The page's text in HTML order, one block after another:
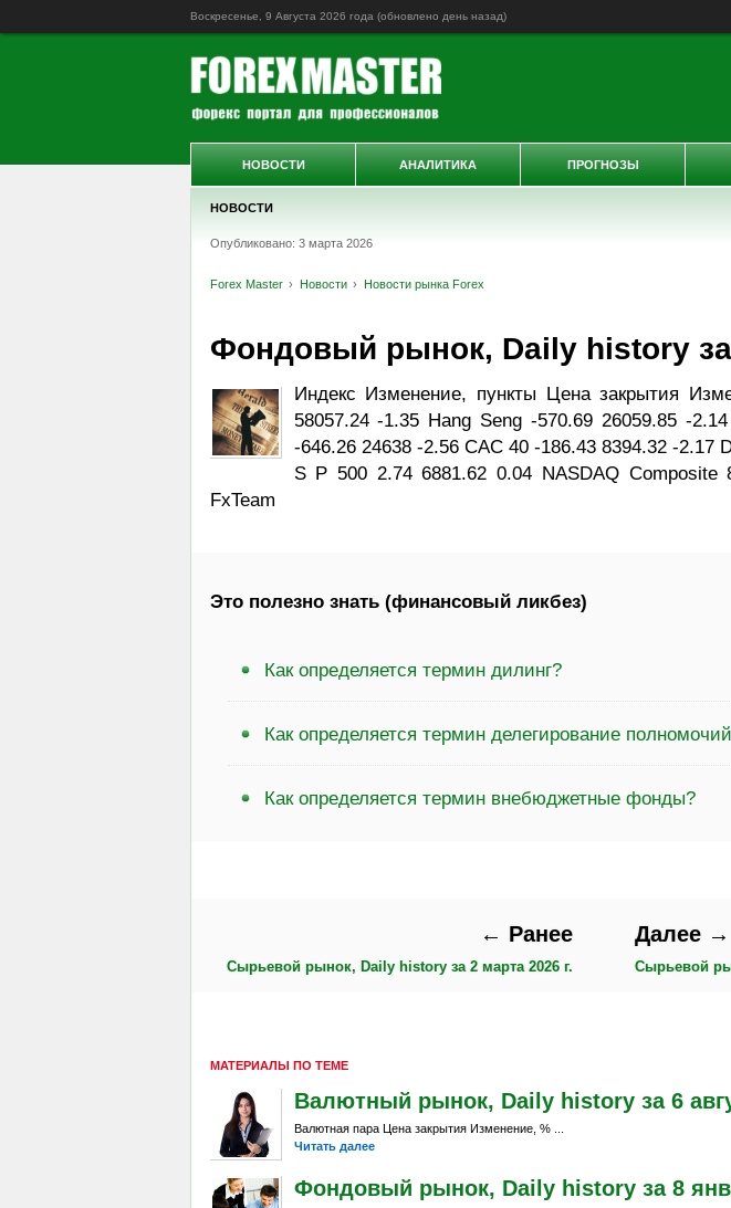
Воскресенье, 9 Августа 2026 года (обновлено день назад)
НОВОСТИ
Опубликовано: 3 марта 2026
Forex Master Новости Новости рынка Forex
Фондовый рынок, Daily history за
Индекс Изменение, пункты Цена закрытия
58057.24 -1.35 Hang Seng -570.69 26059.85 -
-646.26 24638 -2.56 CAC 40 -186.43 8394.32 -2.17
S P 500 2.74 6881.62 0.04 NASDAQ Composite
FxTeam
Это полезно знать (финансовый ликбез)
Как определяется термин дилинг?
Как определяется термин делегирование
Как определяется термин внебюджетные фонды?
← Ранее
Сырьевой рынок, Daily history за 2 марта 2026 г.
Далее →
Сырьевой
МАТЕРИАЛЫ ПО ТЕМЕ
Валютный рынок, Daily history за 6
Валютная пара Цена закрытия Изменение, % ...
Читать далее
Фондовый рынок, Daily history за 8
НОВОСТИ АНАЛИТИКА ПРОГНОЗЫ